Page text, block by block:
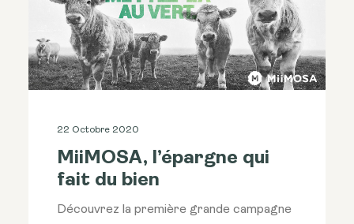
22 Octobre 2020
MiiMOSA, l’épargne qui
fait du bien
Découvrez la première grande campagne